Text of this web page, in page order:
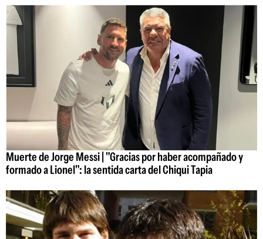
Muerte de Jorge Messi | "Gracias por haber acompañado y
formado a Lionel": la sentida carta del Chiqui Tapia